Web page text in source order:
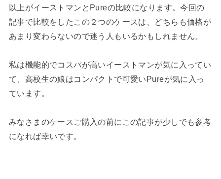
以上がイーストマンとPureの比較になります。今回の
記事で比較をしたこの２つのケースは、どちらも価格が
あまり変わらないので迷う人もいるかもしれません。
私は機能的でコスパが高いイーストマンが気に入ってい
て、高校生の娘はコンパクトで可愛いPureが気に入っ
ています。
みなさまのケースご購入の前にこの記事が少しでも参考
になれば幸いです。